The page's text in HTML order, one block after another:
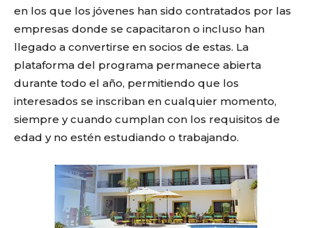
en los que los jóvenes han sido contratados por las
empresas donde se capacitaron o incluso han
llegado a convertirse en socios de estas. La
plataforma del programa permanece abierta
durante todo el año, permitiendo que los
interesados se inscriban en cualquier momento,
siempre y cuando cumplan con los requisitos de
edad y no estén estudiando o trabajando.